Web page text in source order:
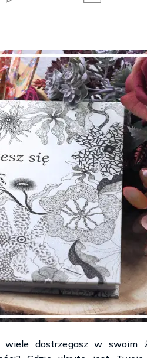
wiele dostrzegasz w swoim